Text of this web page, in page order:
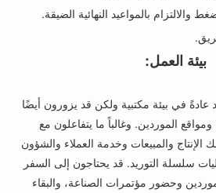
بالمواعيد النهائية الضيقة.
بيئة العمل:
في بيئة مكتبية ولكن قد يزورون أيضًا
الموردين. وغالباً ما يتفاعلون مع
والمبيعات وخدمة العملاء والشؤون
سلسلة التوريد. قد يحتاجون إلى السفر
وحضور مؤتمرات الصناعة، والبقاء